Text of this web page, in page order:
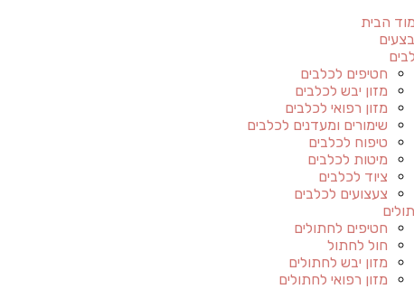
הבית
חטיפים לכלבים
מזון יבש לכלבים
מזון רפואי לכלבים
שימורים ומעדנים לכלבים
טיפוח לכלבים
מיטות לכלבים
ציוד לכלבים
צעצועים לכלבים
חטיפים לחתולים
חול לחתול
מזון יבש לחתולים
מזון רפואי לחתולים